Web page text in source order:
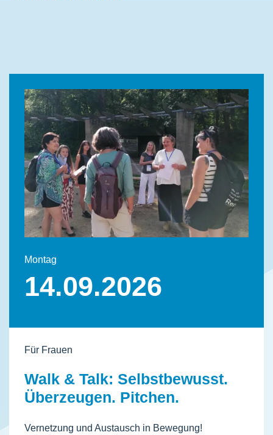
Montag
14.09.2026
Für Frauen
Walk & Talk: Selbstbewusst.
Überzeugen. Pitchen.
Vernetzung und Austausch in Bewegung!